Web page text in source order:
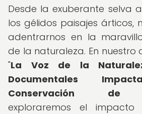
Desde la exuberante selva
los gélidos paisajes árticos,
adentrarnos en la
de la naturaleza. En nuestro
"La Voz de la
Documentales
Conservación de
exploraremos el